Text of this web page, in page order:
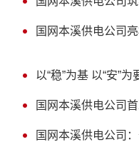
国网本溪供电公司
以“稳”为基 以“安”
国网本溪供电公司
国网本溪供电公司